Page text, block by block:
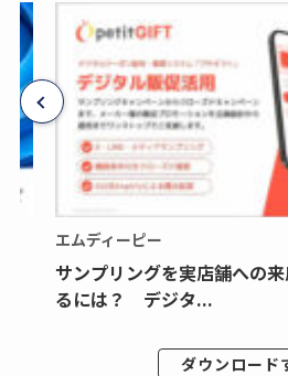
エムディーピー
サンプリングを実店舗への
るには？ デジタ...
ダウンロード